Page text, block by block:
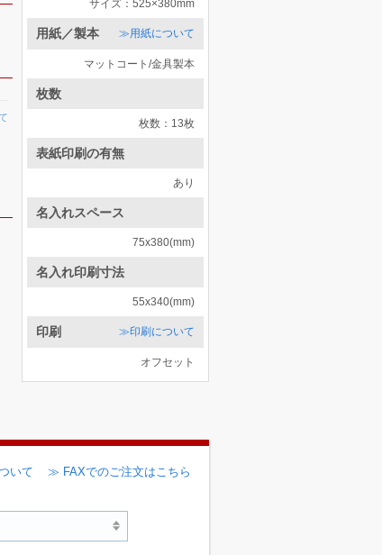
サイズ：525×380mm
用紙／製本 ≫用紙について
マットコート/金具製本
枚数
枚数：13枚
表紙印刷の有無
あり
名入れスペース
75x380(mm)
名入れ印刷寸法
55x340(mm)
印刷 ≫印刷について
オフセット
いて ≫ FAXでのご注文はこちら